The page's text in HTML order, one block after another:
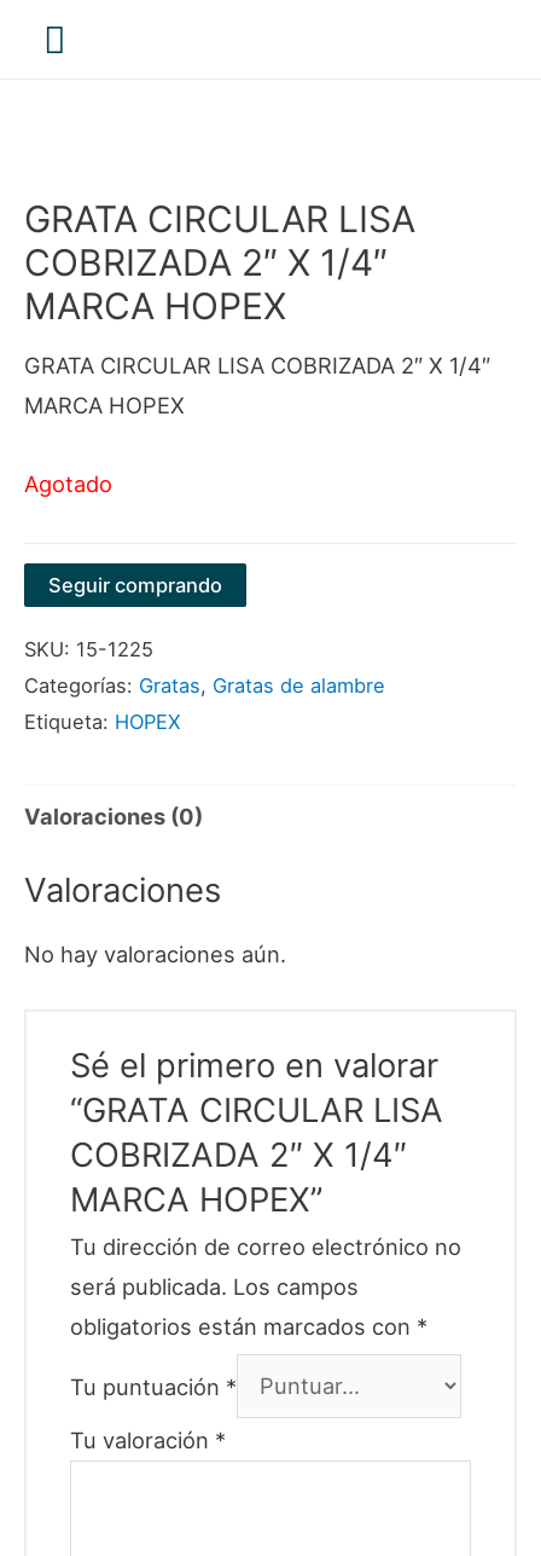
Menú
GRATA CIRCULAR LISA
COBRIZADA 2″ X 1/4″
MARCA HOPEX
GRATA CIRCULAR LISA COBRIZADA 2″ X 1/4″
MARCA HOPEX
Agotado
Seguir comprando
SKU: 15-1225
Categorías: Gratas, Gratas de alambre
Etiqueta: HOPEX
Valoraciones (0)
Valoraciones
No hay valoraciones aún.
Sé el primero en valorar
“GRATA CIRCULAR LISA
COBRIZADA 2″ X 1/4″
MARCA HOPEX”
Tu dirección de correo electrónico no
será publicada. Los campos
obligatorios están marcados con *
Tu puntuación *
Tu valoración *